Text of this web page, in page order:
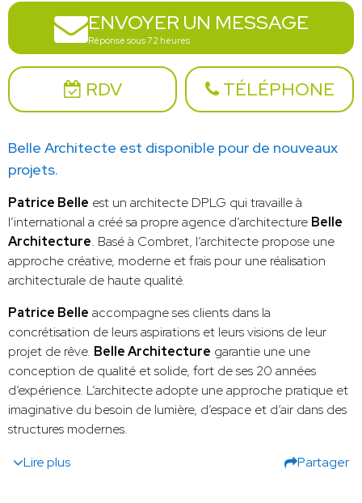
ENVOYER UN MESSAGE
Réponse sous 72 heures
RDV TÉLÉPHONE
Belle Architecte est disponible pour de nouveaux
projets.
Patrice Belle est un architecte DPLG qui travaille à
l’international a créé sa propre agence d’architecture Belle
Architecture. Basé à Combret, l’architecte propose une
approche créative, moderne et frais pour une réalisation
architecturale de haute qualité.
Patrice Belle accompagne ses clients dans la
concrétisation de leurs aspirations et leurs visions de leur
projet de rêve. Belle Architecture garantie une une
conception de qualité et solide, fort de ses 20 années
d’expérience. L’architecte adopte une approche pratique et
imaginative du besoin de lumière, d’espace et d’air dans des
structures modernes.
Lire plus
Partager